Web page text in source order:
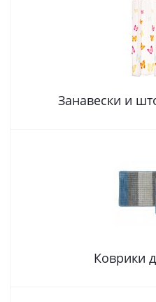
Занавески и
Коврики